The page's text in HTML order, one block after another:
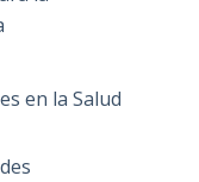
en la Salud